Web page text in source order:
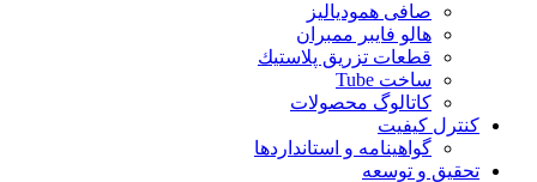
صافی همودیالیز
هالو فایبر ممبران
قطعات تزريق پلاستيك
ساخت Tube
کاتالوگ محصولات
کنترل کیفیت
گواهينامه و استانداردها
تحقيق و توسعه